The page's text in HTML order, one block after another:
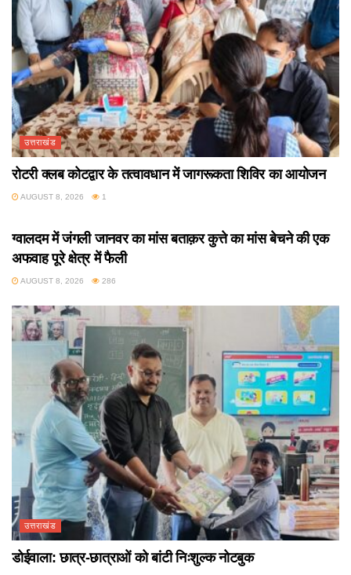
उत्तराखंड
रोटरी क्लब कोटद्वार के तत्वावधान में जागरूकता शिविर का आयोजन
AUGUST 8, 2026 1
ग्वालदम में जंगली जानवर का मांस बताक़र कुत्ते का मांस बेचने की एक
अफवाह पूरे क्षेत्र में फैली
AUGUST 8, 2026 286
उत्तराखंड
डोईवाला: छात्र-छात्राओं को बांटी निःशुल्क नोटबुक